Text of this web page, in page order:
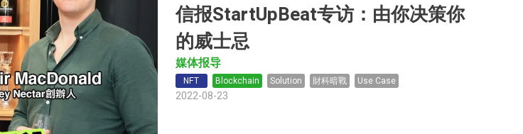
信报StartUpBeat专访：由你决策你
的威士忌
媒体报导
2022-08-23
NFT Blockchain Solution 財科暗戰 Use Case